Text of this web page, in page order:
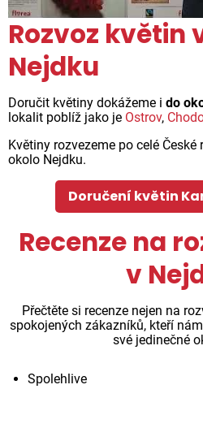
Rozvoz květin
Nejdku
Doručit květiny dokážeme i do
lokalit poblíž jako je Ostrov,
Květiny rozvezeme po celé
okolo Nejdku.
Doručení květin
Recenze na
v
Přečtěte si recenze nejen na
spokojených zákazníků, kteří
své jedinečné
Spolehlive